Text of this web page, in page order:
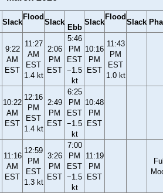
Slack
Flood
Slack
Ebb
Slack
Flood
Slack
9:22
AM
EST
11:27
AM
EST
1.4 kt
2:06
PM
EST
5:46
PM
EST
−1.5
kt
10:16
PM
EST
11:43
PM
EST
1.0 kt
10:22
AM
EST
12:16
PM
EST
1.4 kt
2:49
PM
EST
6:25
PM
EST
−1.5
kt
10:48
PM
EST
11:16
AM
EST
12:59
PM
EST
1.3 kt
3:26
PM
EST
7:00
PM
EST
−1.5
kt
11:19
PM
EST